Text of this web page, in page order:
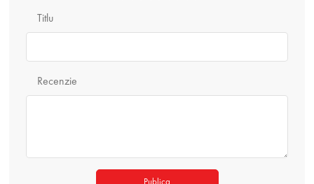
Titlu
Recenzie
Publica